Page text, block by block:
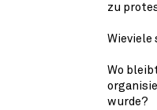
zu
Wieviele
Wo
wurde?